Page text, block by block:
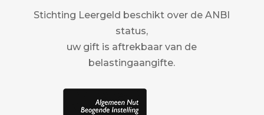
Stichting Leergeld beschikt over de ANBI
status,
uw gift is aftrekbaar van de
belastingaangifte.